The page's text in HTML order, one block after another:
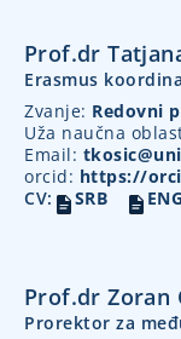
Prof.dr
Erasmus
Zvanje: Redovni
Uža naučna
Email:
orcid: https://
CV:
SRB ENG
Prof.dr Zoran
Prorektor za